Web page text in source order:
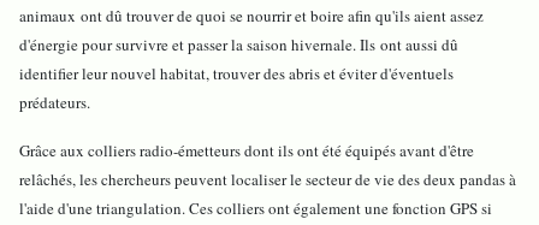
animaux ont dû trouver de quoi se nourrir et boire afin qu'ils aient assez
d'énergie pour survivre et passer la saison hivernale. Ils ont aussi dû
identifier leur nouvel habitat, trouver des abris et éviter d'éventuels
prédateurs.
Grâce aux colliers radio-émetteurs dont ils ont été équipés avant d'être
relâchés, les chercheurs peuvent localiser le secteur de vie des deux pandas à
l'aide d'une triangulation. Ces colliers ont également une fonction GPS si